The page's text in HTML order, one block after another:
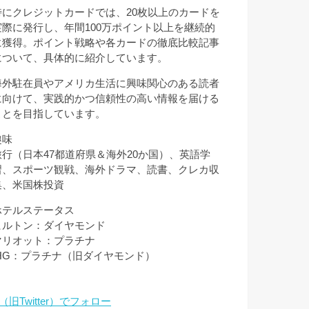
にクレジットカードでは、20枚以上のカードを
際に発行し、年間100万ポイント以上を継続的
獲得。ポイント戦略や各カードの徹底比較記事
いて、具体的に紹介しています。
外駐在員やアメリカ生活に興味関心のある読者
向けて、実践的かつ信頼性の高い情報を届ける
を目指しています。
味
行（日本47都道府県＆海外20か国）、英語学
、スポーツ観戦、海外ドラマ、読書、クレカ収
、米国株投資
テルステータス
ルトン：ダイヤモンド
リオット：プラチナ
：プラチナ（旧ダイヤモンド）
旧Twitter）でフォロー